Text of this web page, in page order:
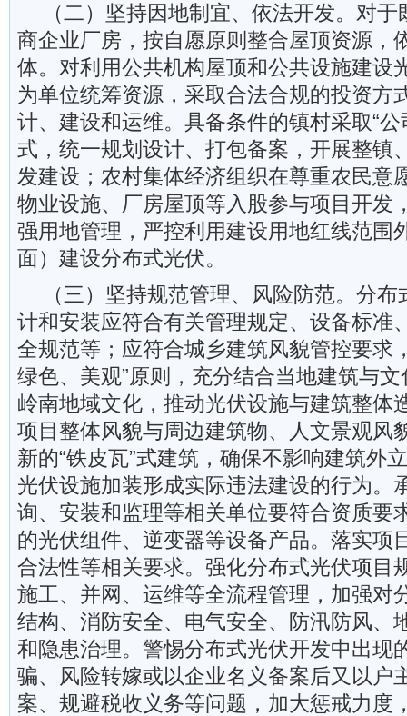
（二）坚持因地制宜、依法开发。对
商企业厂房，按自愿原则整合屋顶资源，
体。对利用公共机构屋顶和公共设施建设
为单位统筹资源，采取合法合规的投资方
计、建设和运维。具备条件的镇村采取“公
式，统一规划设计、打包备案，开展整镇
发建设；农村集体经济组织在尊重农民意
物业设施、厂房屋顶等入股参与项目开发
强用地管理，严控利用建设用地红线范围
面）建设分布式光伏。
（三）坚持规范管理、风险防范。分
计和安装应符合有关管理规定、设备标准
全规范等；应符合城乡建筑风貌管控要求
绿色、美观”原则，充分结合当地建筑与
岭南地域文化，推动光伏设施与建筑整体
项目整体风貌与周边建筑物、人文景观风
新的“铁皮瓦”式建筑，确保不影响建筑外
光伏设施加装形成实际违法建设的行为。
询、安装和监理等相关单位要符合资质要
的光伏组件、逆变器等设备产品。落实项
合法性等相关要求。强化分布式光伏项目
施工、并网、运维等全流程管理，加强对
结构、消防安全、电气安全、防汛防风、
和隐患治理。警惕分布式光伏开发中出现
骗、风险转嫁或以企业名义备案后又以户
案、规避税收义务等问题，加大惩戒力度